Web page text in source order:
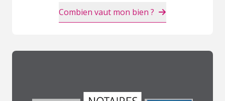
Combien vaut mon bien ?